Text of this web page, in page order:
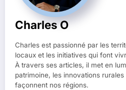
Charles O
Charles est passionné par les
locaux et les initiatives qui font
À travers ses articles, il met en
patrimoine, les innovations
façonnent nos régions.